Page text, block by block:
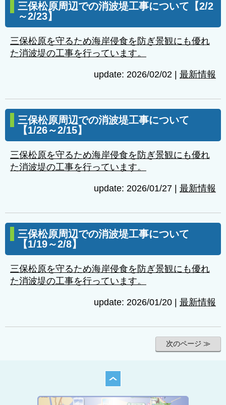
三保松原周辺での消波堤工事について【2/2
～2/23】
三保松原を守るため海岸侵食を防ぎ景観にも優れ
た消波堤の工事を行っています。
update: 2026/02/02 最新情報
三保松原周辺での消波堤工事について
【1/26～2/15】
三保松原を守るため海岸侵食を防ぎ景観にも優れ
た消波堤の工事を行っています。
update: 2026/01/27 最新情報
三保松原周辺での消波堤工事について
【1/19～2/8】
三保松原を守るため海岸侵食を防ぎ景観にも優れ
た消波堤の工事を行っています。
update: 2026/01/20 最新情報
次のページ ≫